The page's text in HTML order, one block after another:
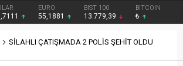
EURO
55,1881
BIST 100
13.779,39
BITCOIN
₺
SİLAHLI ÇATIŞMADA 2 POLİS ŞEHİT OLDU